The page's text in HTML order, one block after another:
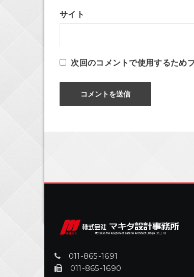
サイト
次回のコメントで使用するため
011-865-1691
011-865-1690